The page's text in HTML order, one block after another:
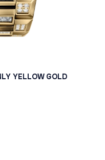
YELLOW GOLD